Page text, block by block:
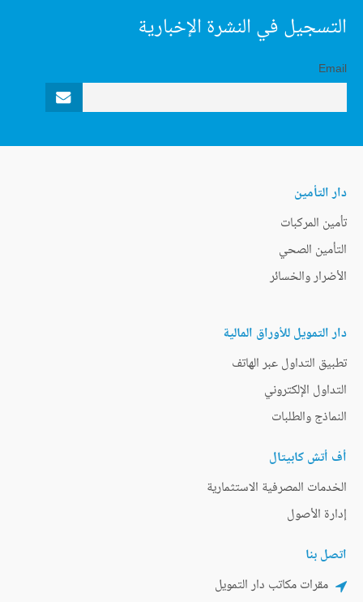
التسجيل في النشرة الإخبارية
Email
دار التأمين
تأمين المركبات
التأمين الصحي
الأضرار والخسائر
دار التمويل للأوراق المالية
تطبيق التداول عبر الهاتف
التداول الإلكتروني
النماذج والطلبات
أف أتش كابيتال
الخدمات المصرفية الاستثمارية
إدارة الأصول
اتصل بنا
مقرات مكاتب دار التمويل